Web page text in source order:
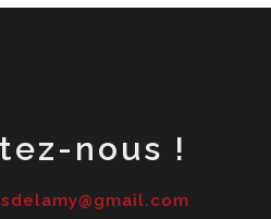
nous !